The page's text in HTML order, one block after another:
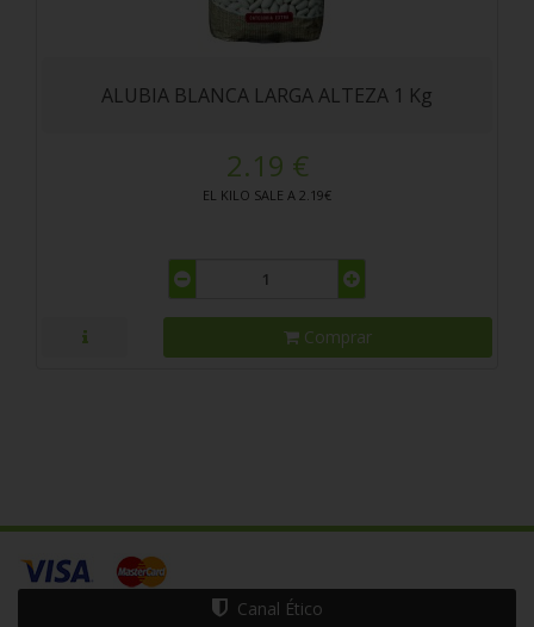
ALUBIA BLANCA LARGA ALTEZA 1 Kg
2.19 €
EL KILO SALE A 2.19€
Comprar
Canal Ético